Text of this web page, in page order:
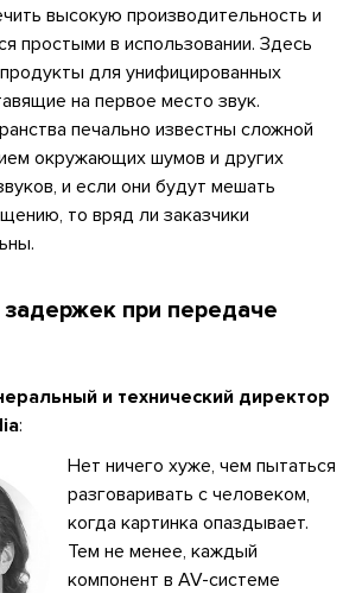
высокую производительность и
простыми в использовании. Здесь
для унифицированных
на первое место звук.
печально известны сложной
окружающих шумов и других
и если они будут мешать
то вряд ли заказчики
при передаче
и технический директор
:
Нет ничего хуже, чем пытаться
разговаривать с человеком,
когда картинка опаздывает.
Тем не менее, каждый
компонент в AV-системе